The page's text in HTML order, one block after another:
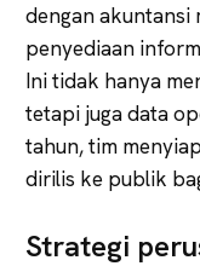
dengan akuntansi
penyediaan
Ini tidak hanya
tetapi juga data
tahun, tim
dirilis ke publik
Strategi